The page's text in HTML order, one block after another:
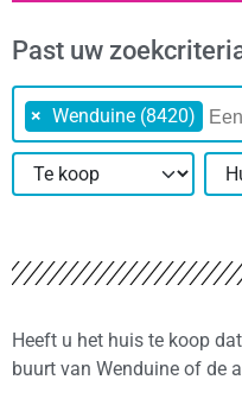
Past uw
× Wenduine (8420)
Heeft u het huis te koop
buurt van Wenduine of de